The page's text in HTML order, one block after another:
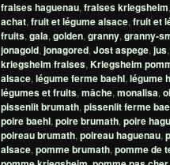
fraises haguenau, fraises kriegsheim,
achat, fruit et légume alsace, fruit et
fruits, gala, golden, granny, granny-
jonagold, jonagored, Jost aspege, jus,
kriegsheim fraises, Kriegsheim
alsace, légume ferme baehl, légume
légumes et fruits, mâche, monalisa,
pissenlit brumath, pissenlit ferme
poire baehl, poire brumath, poire
poireau brumath, poireau haguenau,
alsace, pomme brumath, pomme de